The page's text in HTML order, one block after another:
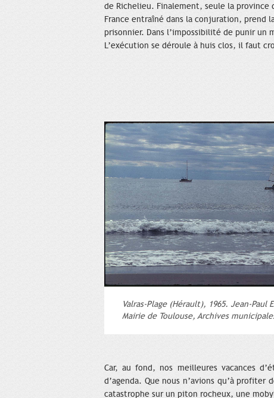
de Richelieu. Finalement, seule la province
France entraîné dans la conjuration, prend
prisonnier. Dans l’impossibilité de punir
L’exécution se déroule à huis clos, il faut
Valras-Plage (Hérault), 1965. Jean-Paul
Mairie de Toulouse, Archives
Car, au fond, nos meilleures vacances
d’agenda. Que nous n’avions qu’à
catastrophe sur un piton rocheux, une